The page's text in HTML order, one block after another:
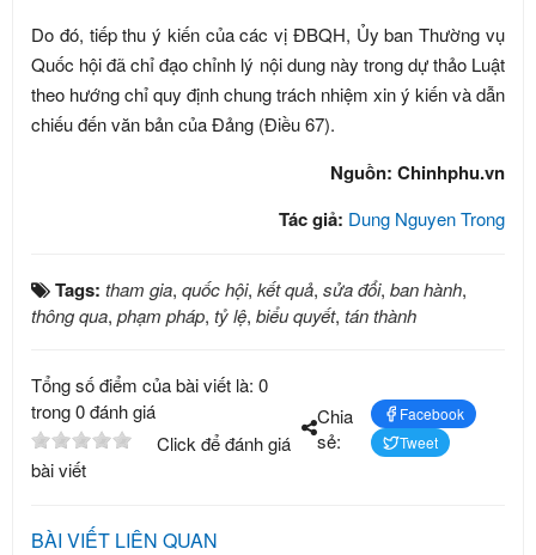
Do đó, tiếp thu ý kiến của các vị ĐBQH, Ủy ban Thường vụ
Quốc hội đã chỉ đạo chỉnh lý nội dung này trong dự thảo Luật
theo hướng chỉ quy định chung trách nhiệm xin ý kiến và dẫn
chiếu đến văn bản của Đảng (Điều 67).
Nguồn: Chinhphu.vn
Tác giả: Dung Nguyen Trong
Tags: tham gia, quốc hội, kết quả, sửa đổi, ban hành,
thông qua, phạm pháp, tỷ lệ, biểu quyết, tán thành
Tổng số điểm của bài viết là: 0
trong 0 đánh giá
Click để đánh giá
bài viết
Chia
sẻ:
Facebook
Tweet
BÀI VIẾT LIÊN QUAN